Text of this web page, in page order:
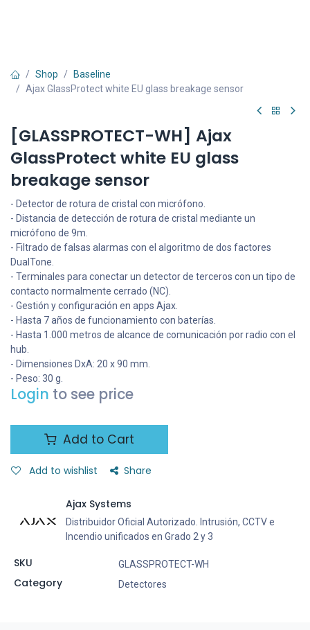
Shop
Baseline
Ajax GlassProtect white EU glass breakage sensor
[GLASSPROTECT-WH] Ajax
GlassProtect white EU glass
breakage sensor
- Detector de rotura de cristal con micrófono.
- Distancia de detección de rotura de cristal mediante un
micrófono de 9m.
- Filtrado de falsas alarmas con el algoritmo de dos factores
DualTone.
- Terminales para conectar un detector de terceros con un tipo de
contacto normalmente cerrado (NC).
- Gestión y configuración en apps Ajax.
- Hasta 7 años de funcionamiento con baterías.
- Hasta 1.000 metros de alcance de comunicación por radio con el
hub.
- Dimensiones DxA: 20 x 90 mm.
- Peso: 30 g.
Login to see price
Add to Cart
Add to wishlist Share
Ajax Systems
Distribuidor Oficial Autorizado. Intrusión, CCTV e
Incendio unificados en Grado 2 y 3
SKU GLASSPROTECT-WH
Category Detectores